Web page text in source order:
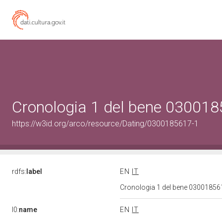
Cronologia 1 del bene
https://w3id.org/arco/resource/Dating/0300185617-1
rdfs: label EN
IT
Cronologia 1 del bene
l0:name EN
IT